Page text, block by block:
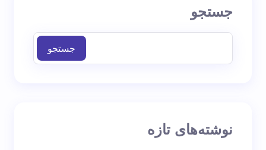
جستجو
جستجو
نوشته‌های تازه